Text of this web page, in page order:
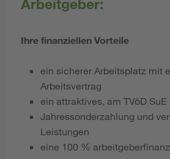
Arbeitgeber:
Ihre finanziellen Vorteile
ein sicherer Arbeitsplatz mit
Arbeitsvertrag
ein attraktives, am TVöD SuE
Jahressonderzahlung und
Leistungen
eine 100 %